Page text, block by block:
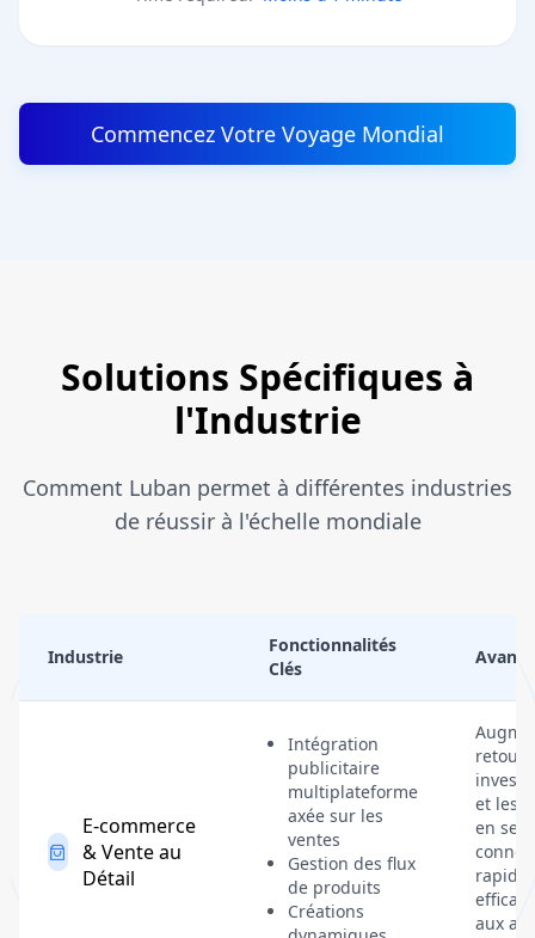
Commencez Votre Voyage Mondial
Solutions Spécifiques à
l'Industrie
Comment Luban permet à différentes industries
de réussir à l'échelle mondiale
Industrie
Fonctionnalités
Clés
E-commerce
& Vente au
Détail
Intégration
publicitaire
multiplateforme
axée sur les
ventes
Gestion des flux
de produits
Créations
retour
et les
en se
aux